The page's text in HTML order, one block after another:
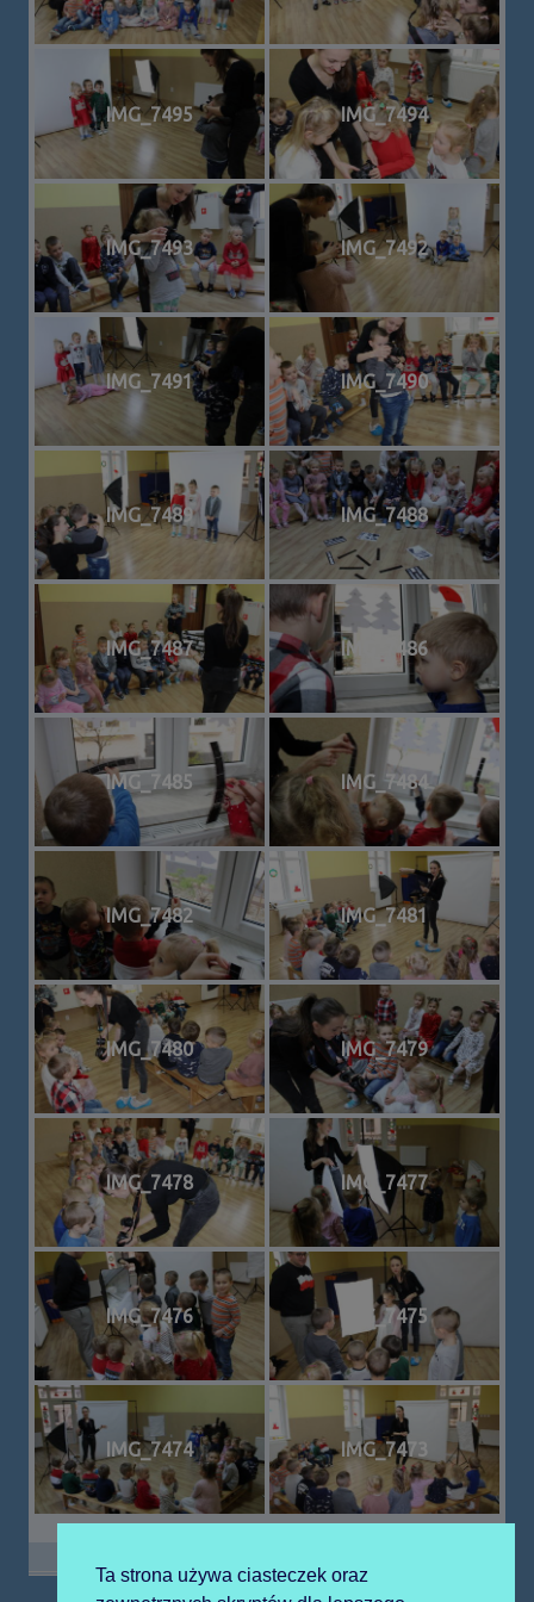
IMG_7495 IMG_7494
IMG_7493 IMG_7492
IMG_7491 IMG_7490
IMG_7489 IMG_7488
IMG_7487 IMG_7486
IMG_7485 IMG_7484
IMG_7482 IMG_7481
IMG_7480 IMG_7479
IMG_7478 IMG_7477
IMG_7476 IMG_7475
IMG_7474 IMG_7473
Ta strona używa ciasteczek oraz